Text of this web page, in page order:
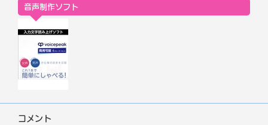
音声制作ソフト
コメント